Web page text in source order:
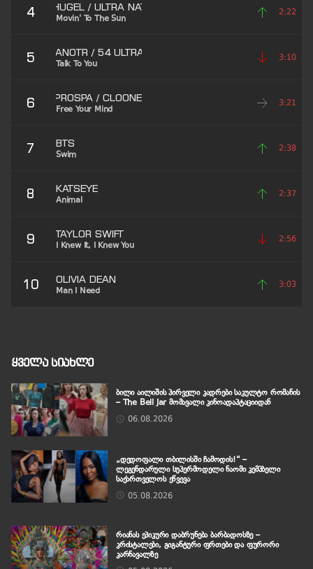
4 HUGEL / ULTRA NATE
Movin' To The Sun
2:22
5 ANOTR / 54 ULTRA
Talk To You
3:10
6 PROSPA / CLOONEE
Free Your Mind
3:21
7 BTS
Swim
2:38
8 KATSEYE
Animal
2:37
9 TAYLOR SWIFT
I Knew It, I Knew You
2:56
10 OLIVIA DEAN
Man I Need
3:03
ყველა სიახლე
ბილი აილიშის პირველი კადრები საკულტო რომანის
– The Bell Jar მომავალი კინოადაპტაციიდან
06.08.2026
„დედოფალი თბილისში ჩამოდის!“ –
ლეგენდარული სუპერმოდელი ნაომი კემპბელი
საქართველოს ეწვევა
05.08.2026
რიანას ეპიკური დაბრუნება ბარბადოსზე –
კრისტალები, გიგანტური ფრთები და ფურორი
კარნავალზე